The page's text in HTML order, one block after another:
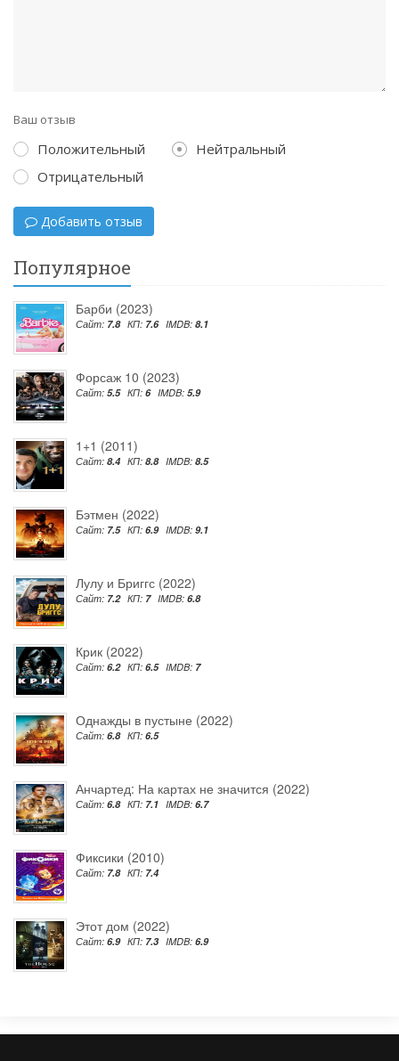
Ваш отзыв
Положительный
Нейтральный
Отрицательный
Добавить отзыв
Популярное
Барби (2023)
Сайт: 7.8 КП: 7.6 IMDB: 8.1
Форсаж 10 (2023)
Сайт: 5.5 КП: 6 IMDB: 5.9
1+1 (2011)
Сайт: 8.4 КП: 8.8 IMDB: 8.5
Бэтмен (2022)
Сайт: 7.5 КП: 6.9 IMDB: 9.1
Лулу и Бриггс (2022)
Сайт: 7.2 КП: 7 IMDB: 6.8
Крик (2022)
Сайт: 6.2 КП: 6.5 IMDB: 7
Однажды в пустыне (2022)
Сайт: 6.8 КП: 6.5
Анчартед: На картах не значится (2022)
Сайт: 6.8 КП: 7.1 IMDB: 6.7
Фиксики (2010)
Сайт: 7.8 КП: 7.4
Этот дом (2022)
Сайт: 6.9 КП: 7.3 IMDB: 6.9